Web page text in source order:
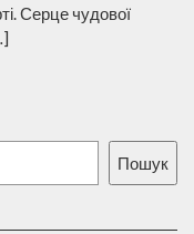
Серце чудової
Пошук